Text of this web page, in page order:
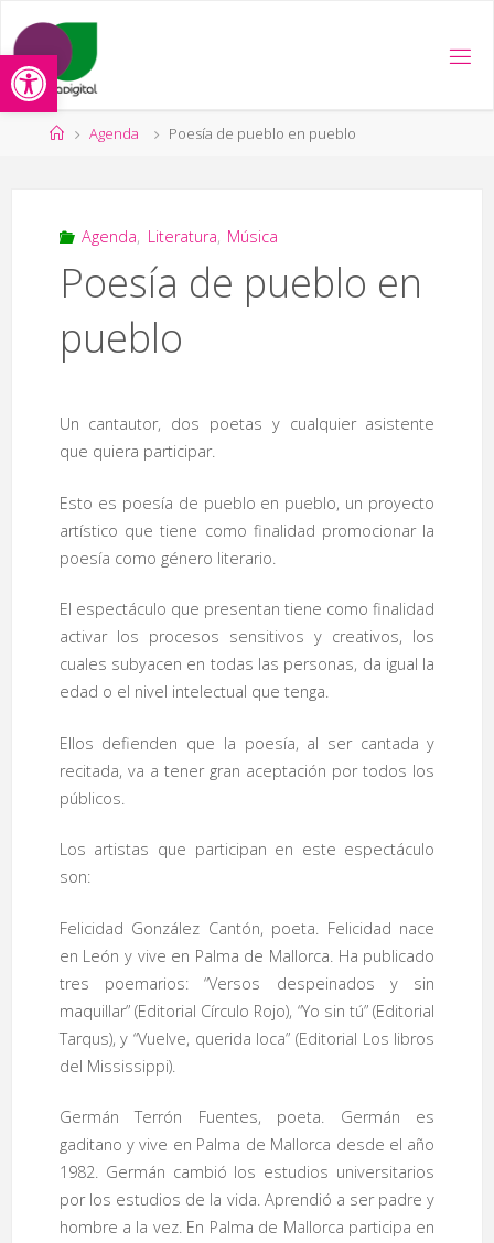
Abrir barra de herramientas
contenido
PáginaAgenda Poesía de pueblo en pueblo
Agenda, Literatura, Música
Poesía de pueblo en
pueblo
Un cantautor, dos poetas y cualquier asistente
que quiera participar.
Esto es poesía de pueblo en pueblo, un proyecto
artístico que tiene como finalidad promocionar la
poesía como género literario.
El espectáculo que presentan tiene como finalidad
activar los procesos sensitivos y creativos, los
cuales subyacen en todas las personas, da igual la
edad o el nivel intelectual que tenga.
Ellos defienden que la poesía, al ser cantada y
recitada, va a tener gran aceptación por todos los
públicos.
Los artistas que participan en este espectáculo
son:
Felicidad González Cantón, poeta. Felicidad nace
en León y vive en Palma de Mallorca. Ha publicado
tres poemarios: “Versos despeinados y sin
maquillar” (Editorial Círculo Rojo), “Yo sin tú” (Editorial
Tarqus), y “Vuelve, querida loca” (Editorial Los libros
del Mississippi).
Germán Terrón Fuentes, poeta. Germán es
gaditano y vive en Palma de Mallorca desde el año
1982. Germán cambió los estudios universitarios
por los estudios de la vida. Aprendió a ser padre y
hombre a la vez. En Palma de Mallorca participa en